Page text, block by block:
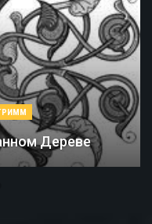
СКАЗКИ БРАТЬЕВ ГРИММ
Уголь И Боб